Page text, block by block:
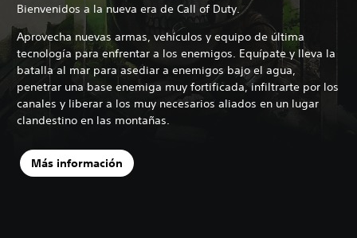
Bienvenidos a la nueva era de Call of Duty.
Aprovecha nuevas armas, vehículos y equipo de última
tecnología para enfrentar a los enemigos. Equípate y lleva la
batalla al mar para asediar a enemigos bajo el agua,
penetrar una base enemiga muy fortificada, infiltrarte por los
canales y liberar a los muy necesarios aliados en un lugar
clandestino en las montañas.
Más información